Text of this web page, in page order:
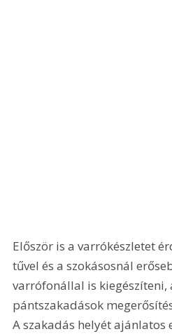
Először is a varrókészletet
tűvel és a szokásosnál
varrófonállal is kiegészíteni,
pántszakadások
A szakadás helyét ajánlatos